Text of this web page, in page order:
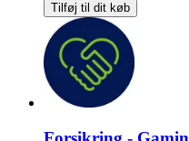
Tilføj til dit køb